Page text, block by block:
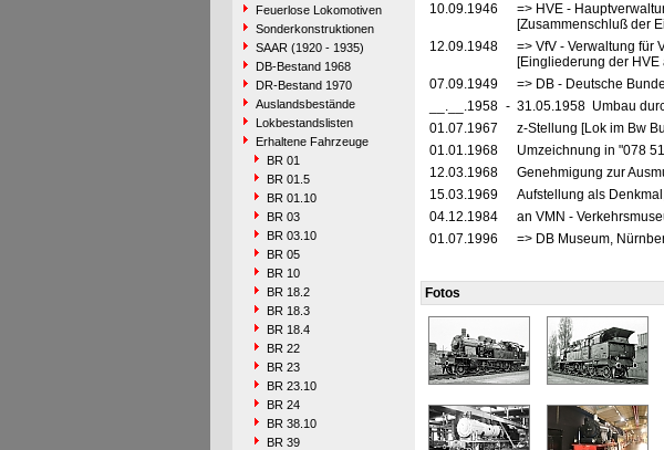
Feuerlose Lokomotiven
Sonderkonstruktionen
SAAR (1920 - 1935)
DB-Bestand 1968
DR-Bestand 1970
Auslandsbestände
Lokbestandslisten
Erhaltene Fahrzeuge
BR 01
BR 01.5
BR 01.10
BR 03
BR 03.10
BR 05
BR 10
BR 18.2
BR 18.3
BR 18.4
BR 22
BR 23
BR 23.10
BR 24
BR 38.10
BR 39
10.09.1946
=> HVE -
[Zusammenschluß der
12.09.1948
=> VfV - Verwaltung für
[Eingliederung der
07.09.1949
=> DB - Deutsche
__.__.1958 - 31.05.1958 Umbau
01.07.1967
z-Stellung [Lok im Bw
01.01.1968
Umzeichnung in "078
12.03.1968
Genehmigung zur
15.03.1969
Aufstellung als
04.12.1984
an VMN -
01.07.1996
=> DB Museum,
Fotos